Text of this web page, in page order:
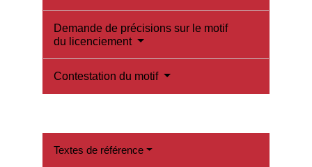
Demande de précisions sur le motif
du licenciement
Contestation du motif
Textes de référence